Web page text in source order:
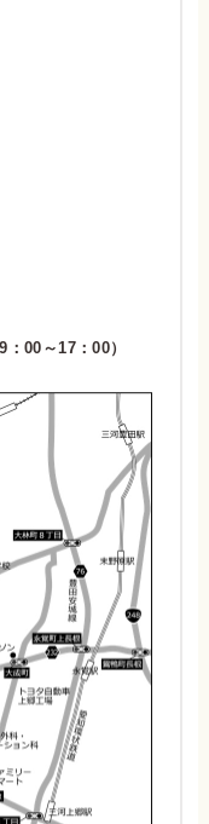
～17：00）